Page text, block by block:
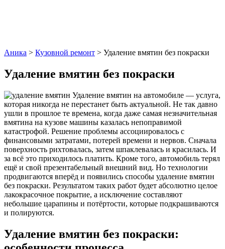
Аника > Кузовной ремонт > Удаление вмятин без покраски
Удаление вмятин без покраски
Удаление вмятин на автомобиле — услуга,
которая никогда не перестанет быть актуальной. Не так давно
ушли в прошлое те времена, когда даже самая незначительная
вмятина на кузове машины казалась непоправимой
катастрофой. Решение проблемы ассоциировалось с
финансовыми затратами, потерей времени и нервов. Сначала
поверхность рихтовалась, затем шпаклевалась и красилась. И
за всё это приходилось платить. Кроме того, автомобиль терял
ещё и свой презентабельный внешний вид. Но технологии
продвигаются вперёд и появились способы удаление вмятин
без покраски. Результатом таких работ будет абсолютно целое
лакокрасочное покрытие, а исключение составляют
небольшие царапины и потёртости, которые подкрашиваются
и полируются.
Удаление вмятин без покраски: